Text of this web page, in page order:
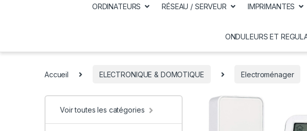
ORDINATEURS RÉSEAU / SERVEUR IMPRIMANTES
ONDULEURS ET
Accueil ELECTRONIQUE & DOMOTIQUE Electroménager
Voir toutes les catégories